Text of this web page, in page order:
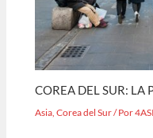
COREA DEL SUR: LA
Asia ,Corea del Sur/ Por